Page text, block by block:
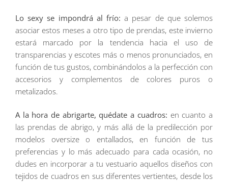
Lo sexy se impondrá al frío: a pesar de que solemos
asociar estos meses a otro tipo de prendas, este invierno
estará marcado por la tendencia hacia el uso de
transparencias y escotes más o menos pronunciados, en
función de tus gustos, combinándolos a la perfección con
accesorios y complementos de colores puros o
metalizados.
A la hora de abrigarte, quédate a cuadros: en cuanto a
las prendas de abrigo, y más allá de la predilección por
modelos oversize o entallados, en función de tus
preferencias y lo más adecuado para cada ocasión, no
dudes en incorporar a tu vestuario aquellos diseños con
tejidos de cuadros en sus diferentes vertientes, desde los